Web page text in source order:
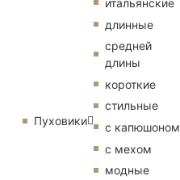
Пуховики
итальянские
длинные
средней
длины
короткие
стильные
с капюшоном
с мехом
модные